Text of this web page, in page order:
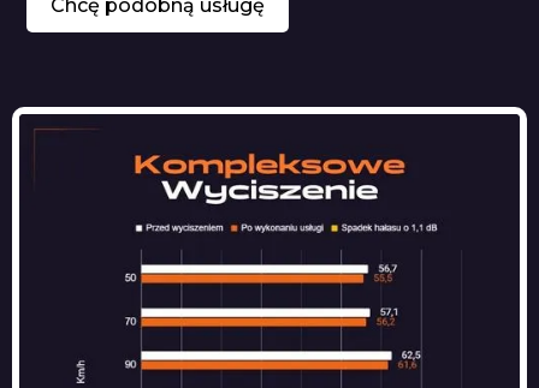
Chcę podobną usługę